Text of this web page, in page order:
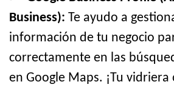
Business): Te ayudo a
información de tu negocio
correctamente en las
en Google Maps. ¡Tu vidriera